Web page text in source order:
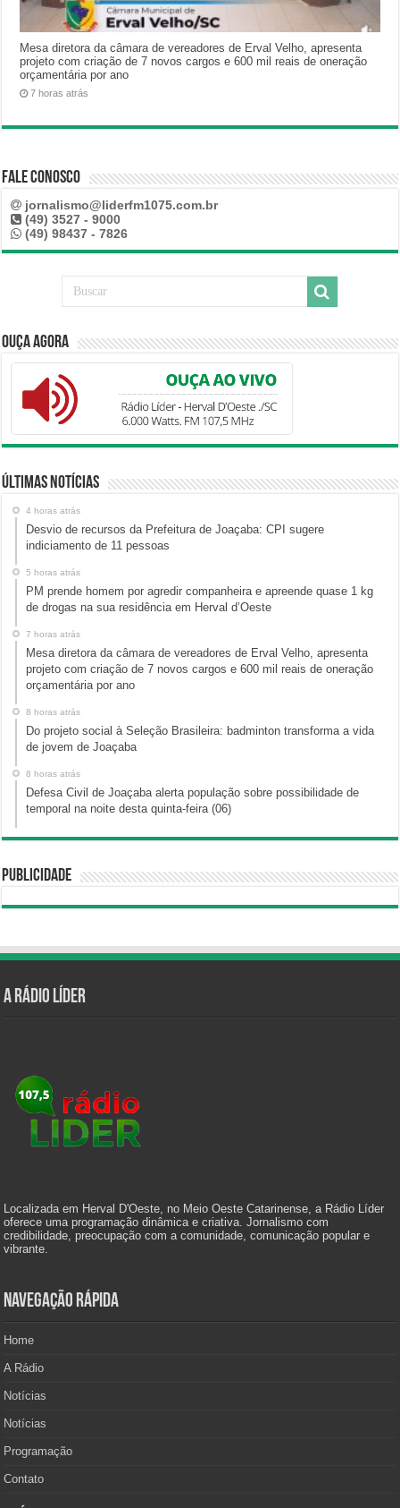
Mesa diretora da câmara de vereadores de Erval Velho, apresenta
projeto com criação de 7 novos cargos e 600 mil reais de oneração
orçamentária por ano
7 horas atrás
Fale Conosco
jornalismo@liderfm1075.com.br
(49) 3527 - 9000
(49) 98437 - 7826
Ouça Agora
Últimas Notícias
4 horas atrás
Desvio de recursos da Prefeitura de Joaçaba: CPI sugere
indiciamento de 11 pessoas
5 horas atrás
PM prende homem por agredir companheira e apreende quase 1 kg
de drogas na sua residência em Herval d’Oeste
7 horas atrás
Mesa diretora da câmara de vereadores de Erval Velho, apresenta
projeto com criação de 7 novos cargos e 600 mil reais de oneração
orçamentária por ano
8 horas atrás
Do projeto social à Seleção Brasileira: badminton transforma a vida
de jovem de Joaçaba
8 horas atrás
Defesa Civil de Joaçaba alerta população sobre possibilidade de
temporal na noite desta quinta-feira (06)
Publicidade
A Rádio Líder
Localizada em Herval D'Oeste, no Meio Oeste Catarinense, a Rádio Líder
oferece uma programação dinâmica e criativa. Jornalismo com
credibilidade, preocupação com a comunidade, comunicação popular e
vibrante.
Navegação Rápida
Home
A Rádio
Notícias
Notícias
Programação
Contato